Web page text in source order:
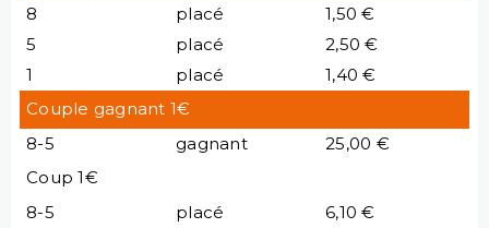
8
placé
1,50 €
5
placé
2,50 €
1
placé
1,40 €
Couple gagnant 1€
8-5
gagnant
25,00 €
Coup 1€
8-5
placé 6,10 €